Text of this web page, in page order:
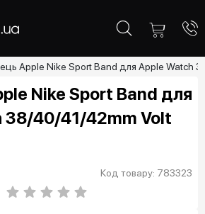
Apple Nike Sport Band для Apple Watch
Nike Sport Band для
38/40/41/42mm Volt
Код товару: 783323